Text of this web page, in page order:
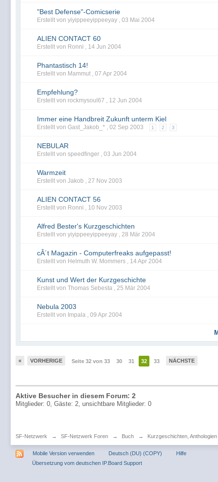
"Best Defense"-Comicserie
Erstellt von yiyippeeyippeeyay , 03 Mai 2004
ALIEN CONTACT 60
Erstellt von Ronni , 14 Jun 2004
Phantastisch 14!
Erstellt von Mammut , 07 Apr 2004
Empfehlung?
Erstellt von rockmysoul67 , 12 Jun 2004
Immer eine Handbreit Zukunft unterm Kiel
Erstellt von Gast_Jakob_* , 02 Sep 2003 1 2 3
NEBULAR
Erstellt von speedfinger , 03 Jun 2004
Warmzeit
Erstellt von Jakob , 27 Nov 2003
ALIEN CONTACT 56
Erstellt von Ronni , 10 Nov 2003
Alfred Bester's Kurzgeschichten
Erstellt von yiyippeeyippeeyay , 28 Mär 2004
cÂ´t Magazin - Computerfreaks aufgepasst!
Erstellt von Helmuth W. Mommers , 14 Apr 2004
Kunst und Wert der Kurzgeschichte
Erstellt von Thomas Sebesta , 25 Mär 2004
Nebula 2003
Erstellt von Impala , 09 Apr 2004
« VORHERIGE Seite 32 von 33 30 31 32 33 NÄCHSTE
Aktive Besucher in diesem Forum: 2
Mitglieder: 0, Gäste: 2, unsichtbare Mitglieder: 0
SF-Netzwerk → SF-Netzwerk Foren → Buch → Kurzgeschichten,
Mobile Version verwenden Deutsch (DU) (COPY)
Hilfe
Übersetzung vom deutschen IP.Board Support